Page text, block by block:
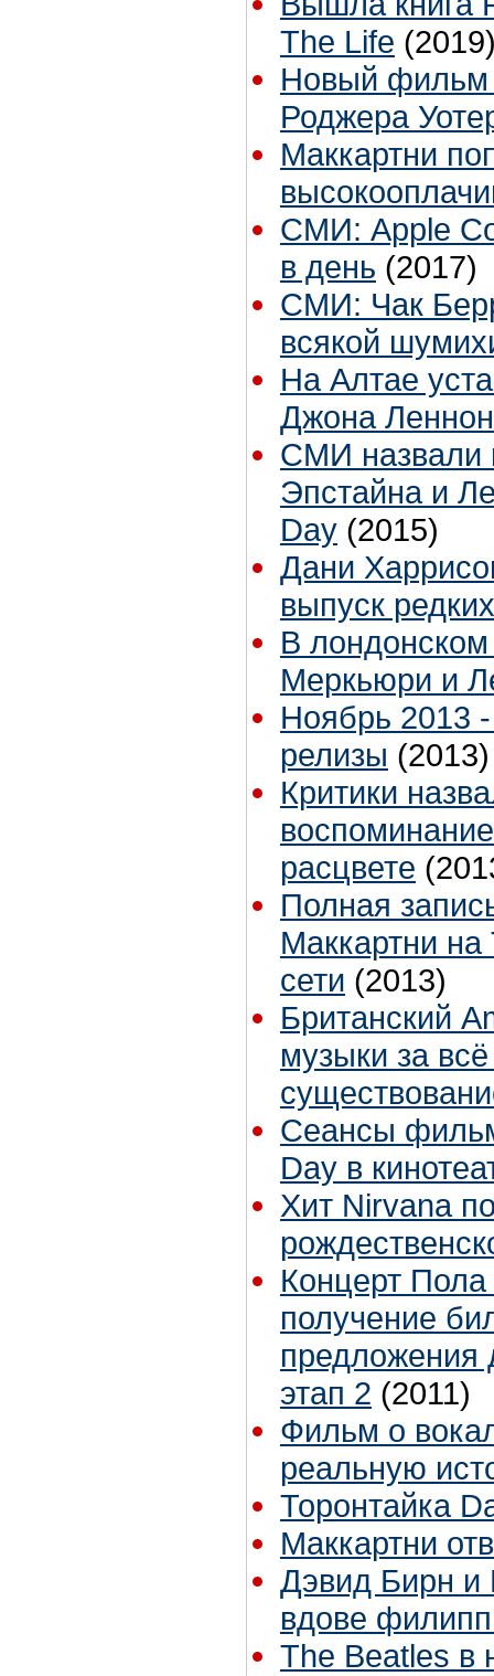
The Life
Новый фильм
Роджера
Маккартни
СМИ: Apple
в день (2017)
СМИ: Чак
всякой
На Алтае
Джона
СМИ назвали
Эпстайна и
Day (2015)
Дани
выпуск
В
Меркьюри и
Ноябрь 2013
релизы (2013)
Критики
расцвете
Полная
Маккартни
сети (2013)
Британский
музыки за
Сеансы
Day в
Хит Nirvana
Концерт
получение
предложения
этап 2 (2011)
Фильм о
реальную
Торонтайка
Маккартни
Дэвид Бирн и
вдове
The Beatles в